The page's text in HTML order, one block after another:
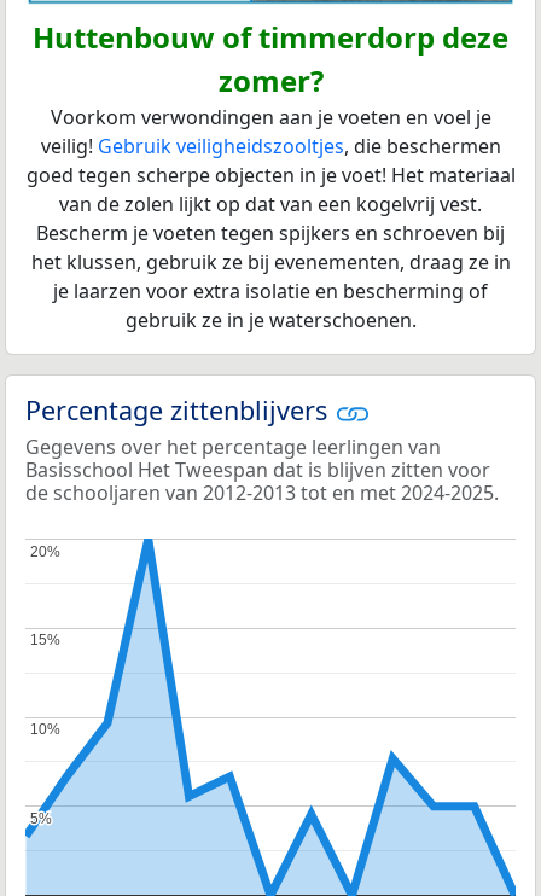
Huttenbouw of timmerdorp deze
zomer?
Voorkom verwondingen aan je voeten en voel je
veilig! Gebruik veiligheidszooltjes, die beschermen
goed tegen scherpe objecten in je voet! Het materiaal
van de zolen lijkt op dat van een kogelvrij vest.
Bescherm je voeten tegen spijkers en schroeven bij
het klussen, gebruik ze bij evenementen, draag ze in
je laarzen voor extra isolatie en bescherming of
gebruik ze in je waterschoenen.
Percentage zittenblijvers
Gegevens over het percentage leerlingen van
Basisschool Het Tweespan dat is blijven zitten voor
de schooljaren van 2012-2013 tot en met 2024-2025.
5%
5%
10%
10%
15%
15%
20%
20%